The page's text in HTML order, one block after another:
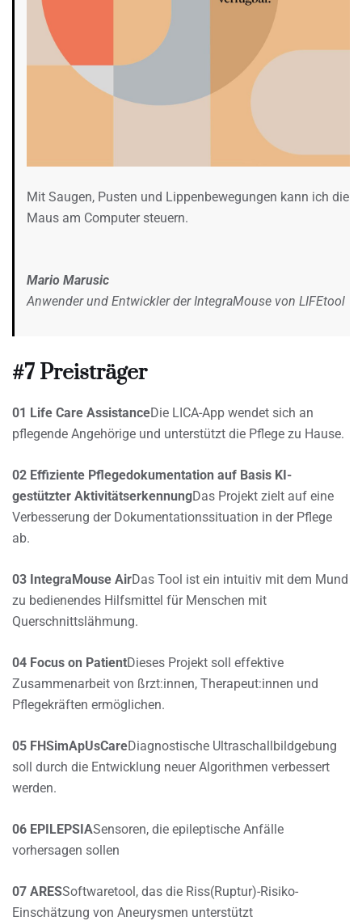
Mit Saugen, Pusten und Lippenbewegungen kann ich die
Maus am Computer steuern.
Mario Marusic
Anwender und Entwickler der IntegraMouse von LIFEtool
#7 Preisträger
01 Life Care AssistanceDie LICA-App wendet sich an
pflegende Angehörige und unterstützt die Pflege zu Hause.
02 Effiziente Pflegedokumentation auf Basis KI-
gestützter AktivitätserkennungDas Projekt zielt auf eine
Verbesserung der Dokumentationssituation in der Pflege
ab.
03 IntegraMouse AirDas Tool ist ein intuitiv mit dem Mund
zu bedienendes Hilfsmittel für Menschen mit
Querschnittslähmung.
04 Focus on PatientDieses Projekt soll effektive
Zusammenarbeit von ßrzt:innen, Therapeut:innen und
Pflegekräften ermöglichen.
05 FHSimApUsCareDiagnostische Ultraschallbildgebung
soll durch die Entwicklung neuer Algorithmen verbessert
werden.
06 EPILEPSIASensoren, die epileptische Anfälle
vorhersagen sollen
07 ARESSoftwaretool, das die Riss(Ruptur)-Risiko-
Einschätzung von Aneurysmen unterstützt